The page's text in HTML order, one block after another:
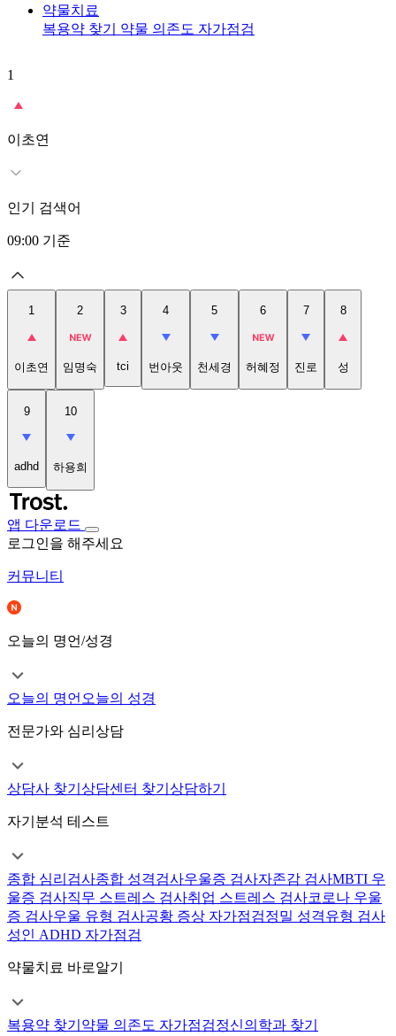
약물치료
복용약 찾기 약물 의존도 자가점검
1
이초연
인기 검색어
09:00 기준
1
이초연
2
임명숙
3
tci
4
번아웃
5
천세경
6
허혜정
7
진로
8
성
9
adhd
10
하용희
앱 다운로드
로그인을 해주세요
커뮤니티
오늘의 명언/성경
오늘의 명언 오늘의 성경
전문가와 심리상담
상담사 찾기 상담센터 찾기 상담하기
자기분석 테스트
종합 심리검사종합 성격검사우울증 검사자존감 검사MBTI 우
울증 검사직무 스트레스 검사취업 스트레스 검사코로나 우울
증 검사우울 유형 검사공황 증상 자가점검정밀 성격유형 검사
성인 ADHD 자가점검
약물치료 바로알기
복용약 찾기 약물 의존도 자가점검정신의학과 찾기